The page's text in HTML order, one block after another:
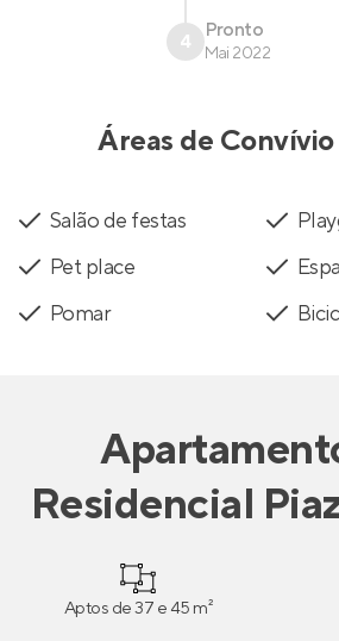
4 Pronto
Mai 2022
Áreas de
Salão de festas
Pet place
Pomar
Residencial
Aptos de 37 e 45 m²